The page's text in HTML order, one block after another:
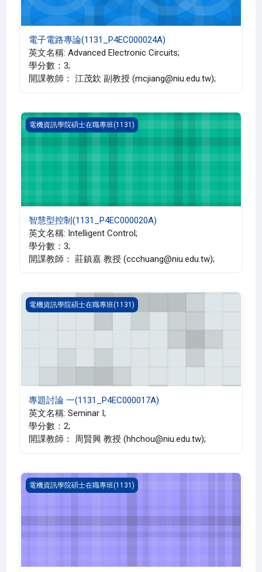
電子電路專論(1131_P4EC000024A)
英文名稱: Advanced Electronic Circuits;
學分數：3;
開課教師： 江茂欽 副教授 (mcjiang@niu.edu.tw);
智慧型控制(1131_P4EC000020A)
電機資訊學院碩士在職專班(1131)
智慧型控制(1131_P4EC000020A)
英文名稱: Intelligent Control;
學分數：3;
開課教師： 莊鎮嘉 教授 (ccchuang@niu.edu.tw);
專題討論 一(1131_P4EC000017A)
電機資訊學院碩士在職專班(1131)
專題討論 一(1131_P4EC000017A)
英文名稱: Seminar I;
學分數：2;
開課教師： 周賢興 教授 (hhchou@niu.edu.tw);
高速網路(1131_P4EC000014A)
電機資訊學院碩士在職專班(1131)